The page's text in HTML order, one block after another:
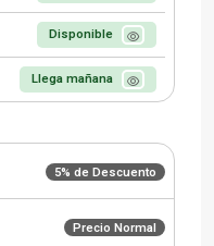
Disponible
Llega mañana
5% de Descuento
Precio Normal